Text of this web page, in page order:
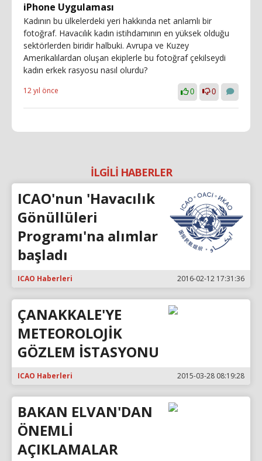
iPhone Uygulaması
Kadının bu ülkelerdeki yeri hakkında net anlamlı bir
fotoğraf. Havacılık kadın istihdamının en yüksek olduğu
sektörlerden biridir halbuki. Avrupa ve Kuzey
Amerikalılardan oluşan ekiplerle bu fotoğraf çekilseydi
kadın erkek rasyosu nasıl olurdu?
12 yıl önce 0 0
İLGİLİ HABERLER
ICAO'nun 'Havacılık
Gönüllüleri
Programı'na alımlar
başladı
ICAO Haberleri 2016-02-12 17:31:36
ÇANAKKALE'YE
METEOROLOJİK
GÖZLEM İSTASYONU
ICAO Haberleri 2015-03-28 08:19:28
BAKAN ELVAN'DAN
ÖNEMLİ
AÇIKLAMALAR